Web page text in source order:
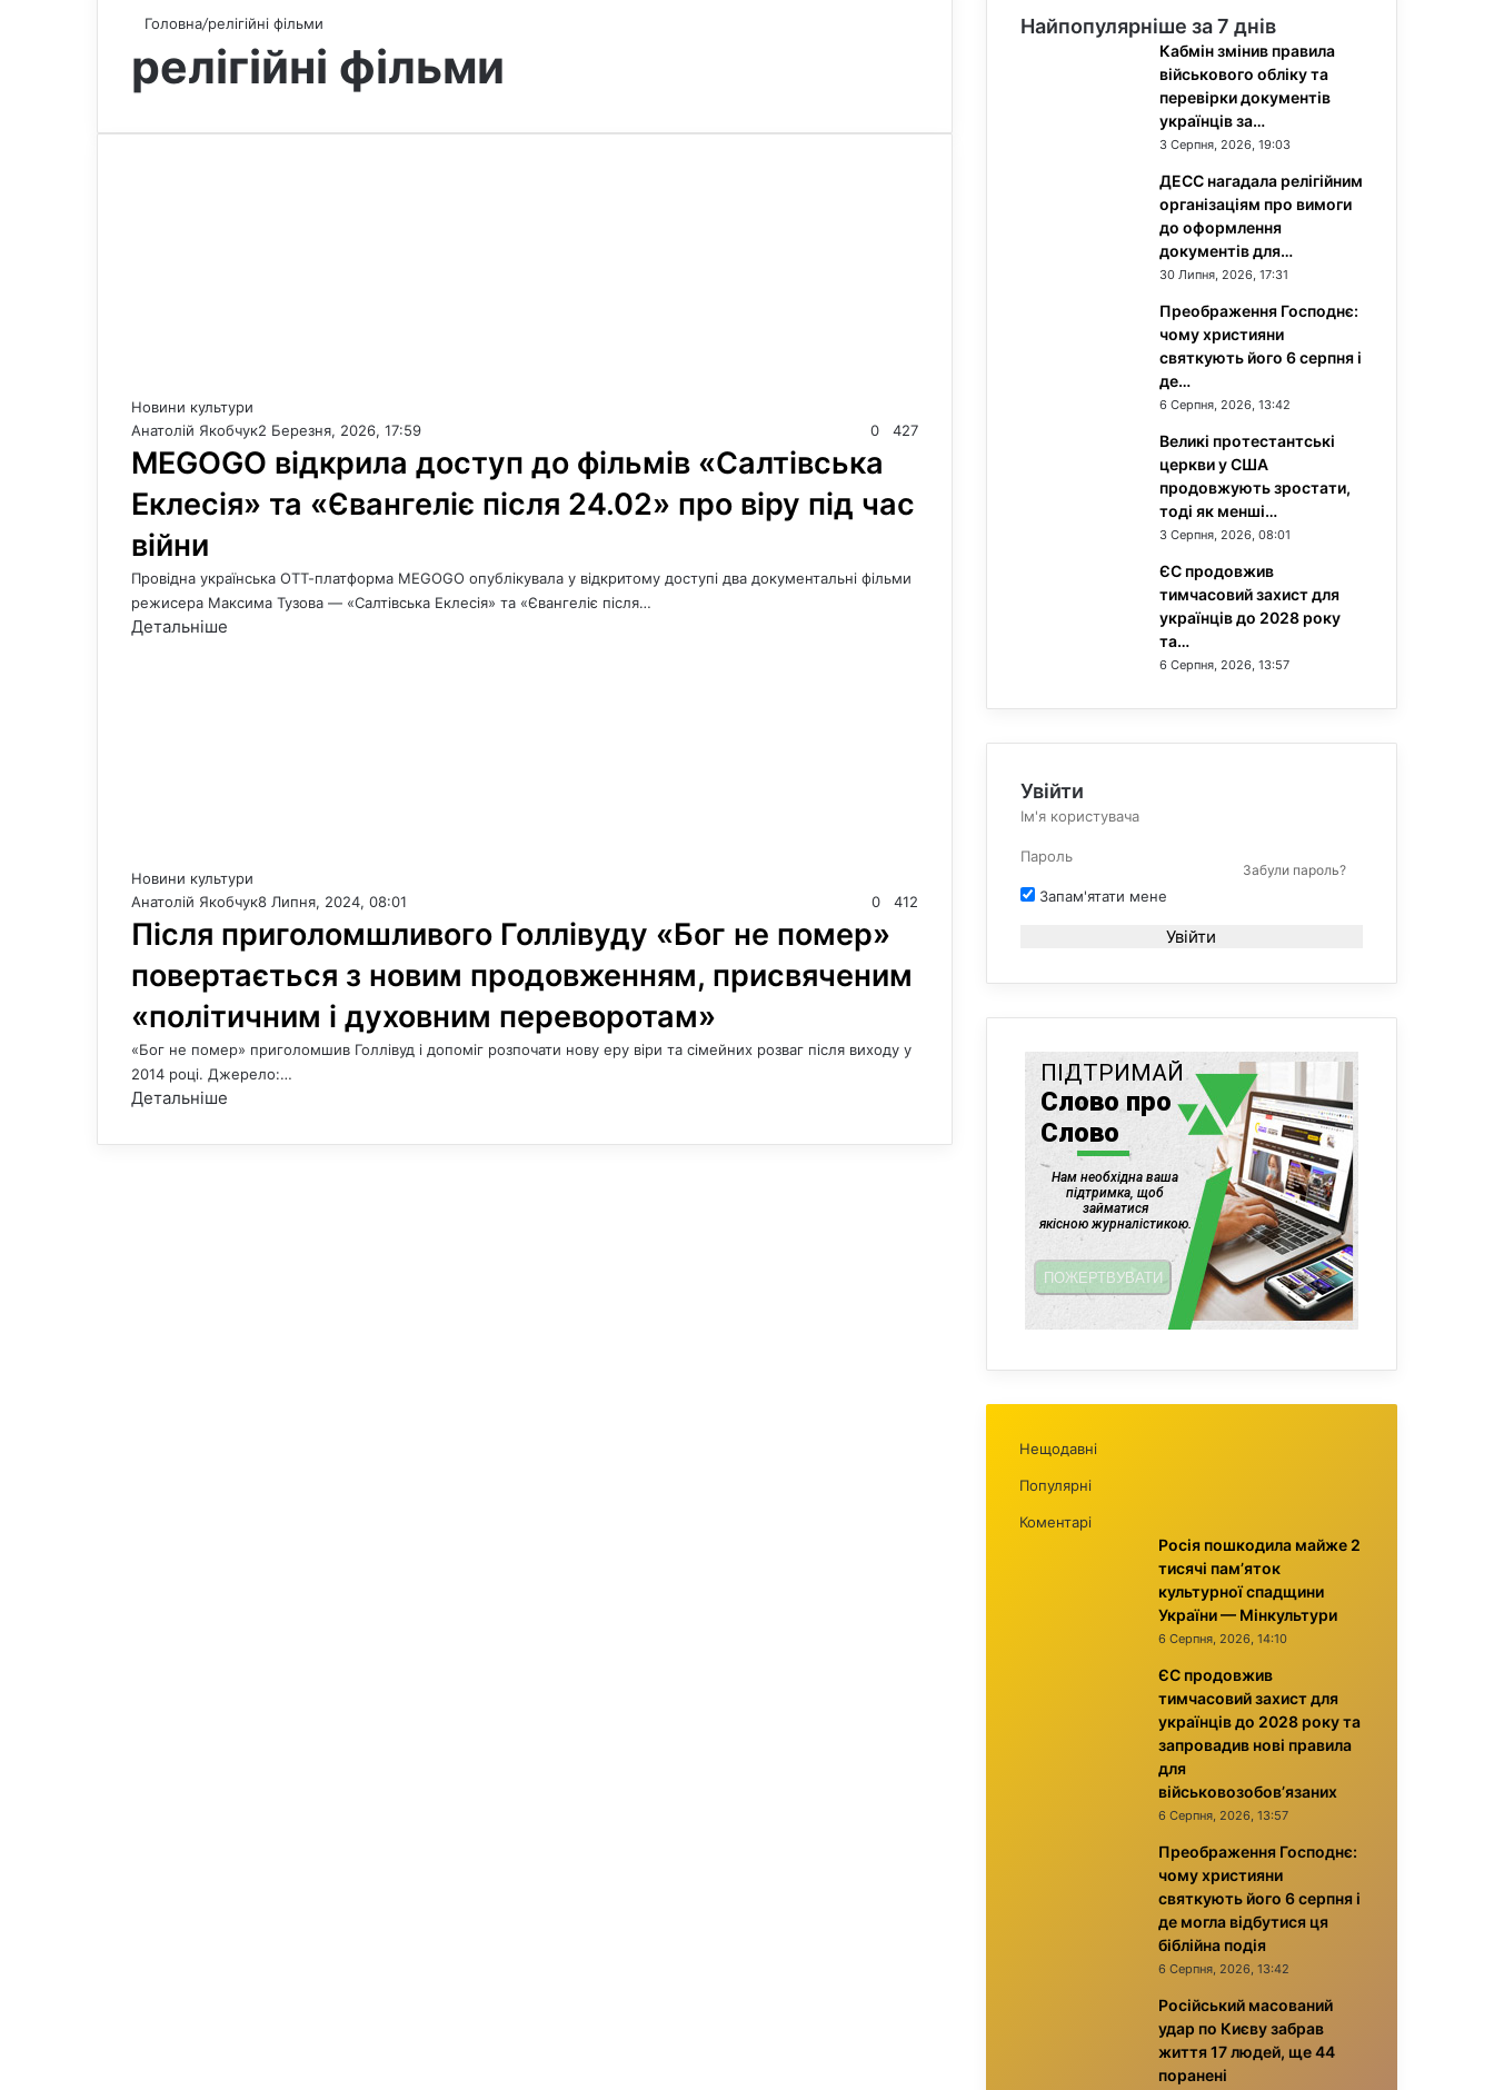
Головна/релігійні фільми
релігійні фільми
Новини культури
Анатолій Якобчук2 Березня, 2026, 17:59 0 427
MEGOGO відкрила доступ до фільмів «Салтівська
Еклесія» та «Євангеліє після 24.02» про віру під час
війни
Провідна українська ОТТ-платформа MEGOGO опублікувала у відкритому доступі два документальні фільми
режисера Максима Тузова — «Салтівська Еклесія» та «Євангеліє після…
Детальніше
Новини культури
Анатолій Якобчук8 Липня, 2024, 08:01 0 412
Після приголомшливого Голлівуду «Бог не помер»
повертається з новим продовженням, присвяченим
«політичним і духовним переворотам»
«Бог не помер» приголомшив Голлівуд і допоміг розпочати нову еру віри та сімейних розваг після виходу у
2014 році. Джерело:…
Детальніше
Найпопулярніше за 7 днів
Кабмін змінив правила
військового обліку та
перевірки документів
українців за…
3 Серпня, 2026, 19:03
ДЕСС нагадала релігійним
організаціям про вимоги
до оформлення
документів для…
30 Липня, 2026, 17:31
Преображення Господнє:
чому християни
святкують його 6 серпня і
де…
6 Серпня, 2026, 13:42
Великі протестантські
церкви у США
продовжують зростати,
тоді як менші…
3 Серпня, 2026, 08:01
ЄС продовжив
тимчасовий захист для
українців до 2028 року
та…
6 Серпня, 2026, 13:57
Увійти
Забули пароль?
Запам'ятати мене
Увійти
Нещодавні
Популярні
Коментарі
Росія пошкодила майже 2
тисячі пам’яток
культурної спадщини
України — Мінкультури
6 Серпня, 2026, 14:10
ЄС продовжив
тимчасовий захист для
українців до 2028 року та
запровадив нові правила
для
військовозобов’язаних
6 Серпня, 2026, 13:57
Преображення Господнє:
чому християни
святкують його 6 серпня і
де могла відбутися ця
біблійна подія
6 Серпня, 2026, 13:42
Російський масований
удар по Києву забрав
життя 17 людей, ще 44
поранені